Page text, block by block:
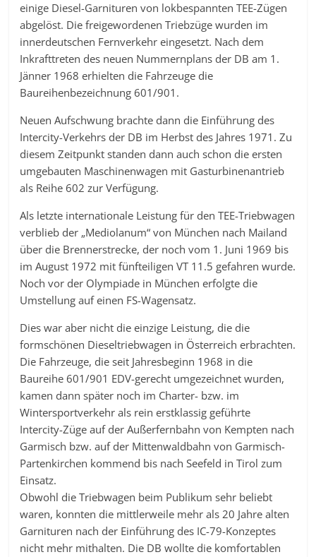
einige Diesel-Garnituren von lokbespannten TEE-Zügen
abgelöst. Die freigewordenen Triebzüge wurden im
innerdeutschen Fernverkehr eingesetzt. Nach dem
Inkrafttreten des neuen Nummernplans der DB am 1.
Jänner 1968 erhielten die Fahrzeuge die
Baureihenbezeichnung 601/901.
Neuen Aufschwung brachte dann die Einführung des
Intercity-Verkehrs der DB im Herbst des Jahres 1971. Zu
diesem Zeitpunkt standen dann auch schon die ersten
umgebauten Maschinenwagen mit Gasturbinenantrieb
als Reihe 602 zur Verfügung.
Als letzte internationale Leistung für den TEE-Triebwagen
verblieb der „Mediolanum“ von München nach Mailand
über die Brennerstrecke, der noch vom 1. Juni 1969 bis
im August 1972 mit fünfteiligen VT 11.5 gefahren wurde.
Noch vor der Olympiade in München erfolgte die
Umstellung auf einen FS-Wagensatz.
Dies war aber nicht die einzige Leistung, die die
formschönen Dieseltriebwagen in Österreich erbrachten.
Die Fahrzeuge, die seit Jahresbeginn 1968 in die
Baureihe 601/901 EDV-gerecht umgezeichnet wurden,
kamen dann später noch im Charter- bzw. im
Wintersportverkehr als rein erstklassig geführte
Intercity-Züge auf der Außerfernbahn von Kempten nach
Garmisch bzw. auf der Mittenwaldbahn von Garmisch-
Partenkirchen kommend bis nach Seefeld in Tirol zum
Einsatz.
Obwohl die Triebwagen beim Publikum sehr beliebt
waren, konnten die mittlerweile mehr als 20 Jahre alten
Garnituren nach der Einführung des IC-79-Konzeptes
nicht mehr mithalten. Die DB wollte die komfortablen